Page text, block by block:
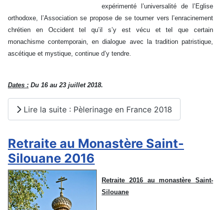
expérimenté l’universalité de l’Eglise
orthodoxe, l’Association se propose de se tourner vers l’enracinement
chrétien en Occident tel qu’il s’y est vécu et tel que certain
monachisme contemporain, en dialogue avec la tradition patristique,
ascétique et mystique, continue d’y tendre.
Dates : Du 16 au 23 juillet 2018.
Lire la suite : Pèlerinage en France 2018
Retraite au Monastère Saint-
Silouane 2016
Retraite 2016 au monastère Saint-
Silouane